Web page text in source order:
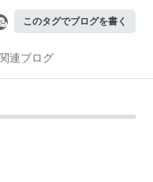
このタグでブログを書く
連ブログ